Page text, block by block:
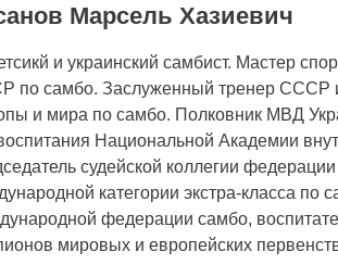
Марсель Хазиевич
и украинский самбист. Мастер
по самбо. Заслуженный тренер СССР
и мира по самбо. Полковник МВД
Национальной Академии
судейской коллегии
категории экстра-класса по
федерации самбо,
мировых и европейских